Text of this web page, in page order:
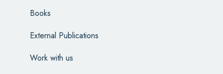
Books
External Publications
Work with us